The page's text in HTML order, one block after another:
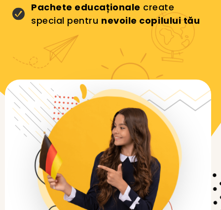
Pachete educaționale create
special pentru nevoile copilului tău